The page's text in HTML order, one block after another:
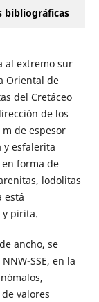
bibliográficas
al extremo sur
Oriental de
del Cretáceo
de los
de espesor
y esfalerita
forma de
lodolitas
está
y pirita.
ancho, se
SSE, en la
valores